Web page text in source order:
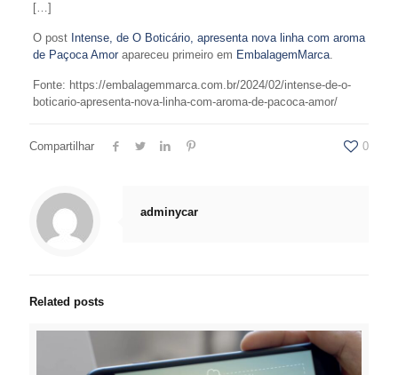
[…]
O post Intense, de O Boticário, apresenta nova linha com aroma
de Paçoca Amorapareceu primeiro em EmbalagemMarca.
Fonte: https://embalagemmarca.com.br/2024/02/intense-de-o-
boticario-apresenta-nova-linha-com-aroma-de-pacoca-amor/
Compartilhar 0
adminycar
Related posts